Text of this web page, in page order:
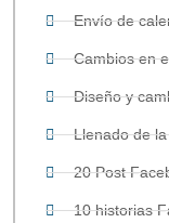
Envío de
Cambios en
Diseño y
Llenado de
20 Post
10 historias